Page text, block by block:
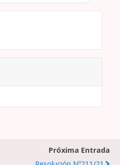
Próxima Entrada